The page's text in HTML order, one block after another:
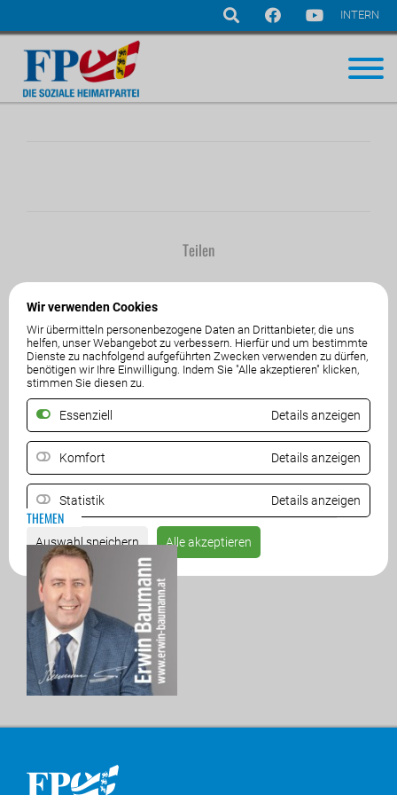
Navigation
Wir verwenden Cookies
Wir übermitteln personenbezogene Daten an Drittanbieter, die uns
helfen, unser Webangebot zu verbessern. Hierfür und um bestimmte
Dienste zu nachfolgend aufgeführten Zwecken verwenden zu dürfen,
benötigen wir Ihre Einwilligung. Indem Sie "Alle akzeptieren" klicken,
stimmen Sie diesen zu.
Essenziell Details anzeigen
Komfort Details anzeigen
Statistik Details anzeigen
Auswahl speichern Alle akzeptieren
INTERN
Teilen
01.Jänner1970von
ZURÜCK
THEMEN